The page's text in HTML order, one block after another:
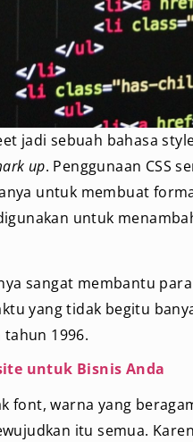
jadi sebuah bahasa
up. Penggunaan CSS
untuk membuat
untuk
sangat membantu
yang tidak begitu
tahun 1996.
untuk Bisnis Anda
font, warna yang
itu semua.